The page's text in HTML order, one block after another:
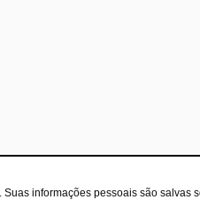
informações pessoais são